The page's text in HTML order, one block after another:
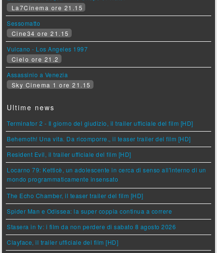
La7Cinema ore 21.15
Sessomatto
Cine34 ore 21.15
Vulcano - Los Angeles 1997
Cielo ore 21.2
Assassinio a Venezia
Sky Cinema 1 ore 21.15
Ultime news
Terminator 2 - Il giorno del giudizio, il trailer ufficiale del film [HD]
Behemoth! Una vita. Da ricomporre., il teaser trailer del film [HD]
Resident Evil, il trailer ufficiale del film [HD]
Locarno 79: Ketticè, un adolescente in cerca di senso all'interno di un
mondo programmaticamente insensato
The Echo Chamber, il teaser trailer del film [HD]
Spider Man e Odissea: la super coppia continua a correre
Stasera in tv: i film da non perdere di sabato 8 agosto 2026
Clayface, il trailer ufficiale del film [HD]